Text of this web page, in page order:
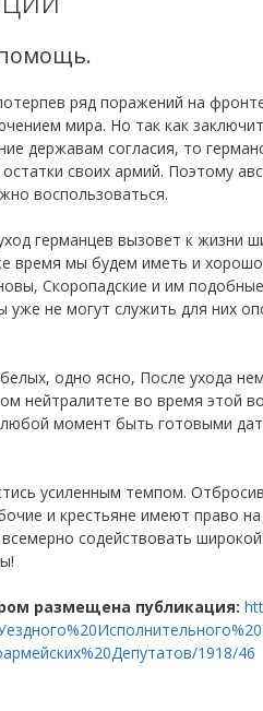
ряд поражений на
мира. Но так как
державам согласия, то
своих армий. Поэтому
воспользоваться.
германцев вызовет к жизни
время мы будем иметь и
Скоропадские и им
уже не могут служить для них
одно ясно, После ухода
нейтралитете во время этой
момент быть готовыми
усиленным темпом.
и крестьяне имеют право
содействовать
размещена публикация:
1918/46